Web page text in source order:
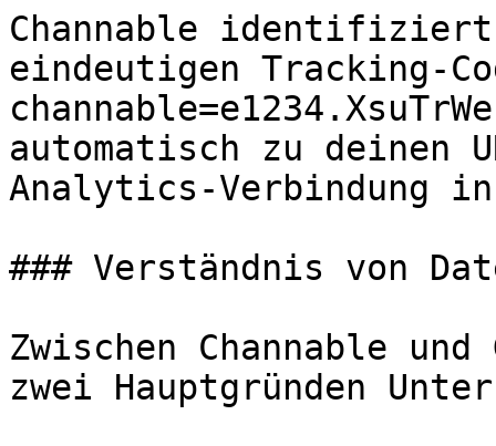
Channable
eindeutigen Tracking-
automatisch zu deinen
Analytics-Verbindung
### Verständnis von
Zwischen Channable
zwei Hauptgründen